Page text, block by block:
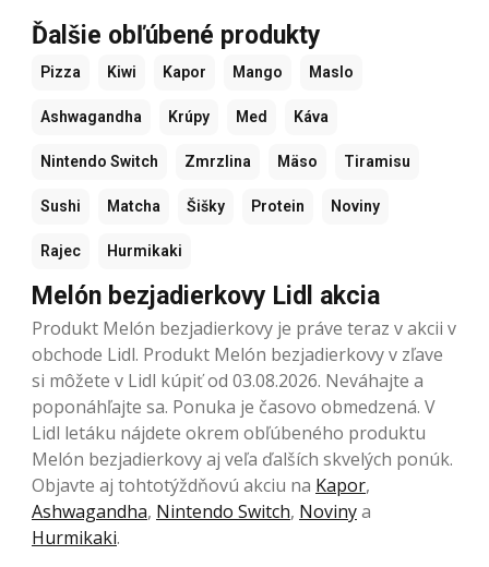
Ďalšie obľúbené produkty
Pizza Kiwi Kapor Mango Maslo
Ashwagandha Krúpy Med Káva
Nintendo Switch Zmrzlina Mäso Tiramisu
Sushi Matcha Šišky Protein Noviny
Rajec Hurmikaki
Melón bezjadierkovy Lidl akcia
Produkt Melón bezjadierkovy je práve teraz v akcii v
obchode Lidl. Produkt Melón bezjadierkovy v zľave
si môžete v Lidl kúpiť od 03.08.2026. Neváhajte a
poponáhľajte sa. Ponuka je časovo obmedzená. V
Lidl letáku nájdete okrem obľúbeného produktu
Melón bezjadierkovy aj veľa ďalších skvelých ponúk.
Objavte aj tohtotýždňovú akciu na Kapor,
Ashwagandha, Nintendo Switch, Novinya
Hurmikaki.